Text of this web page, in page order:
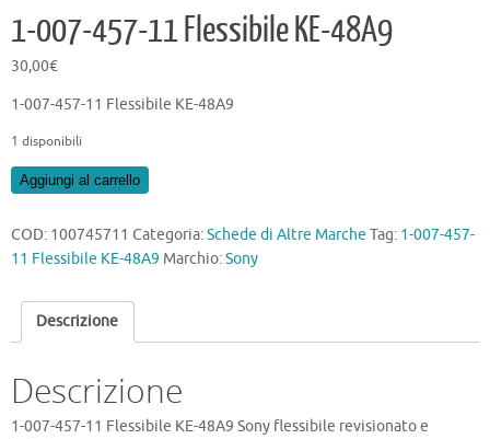
1-007-457-11 Flessibile KE-48A9
30,00€
1-007-457-11 Flessibile KE-48A9
1 disponibili
1-
457-
11
KE-
48A9
quantità
Aggiungi al carrello
COD: 100745711 Categoria:Schede di Altre Marche Tag: 1-007-457-
11 Flessibile KE-48A9 Marchio:Sony
Descrizione
Descrizione
1-007-457-11 Flessibile KE-48A9 Sony flessibile revisionato e